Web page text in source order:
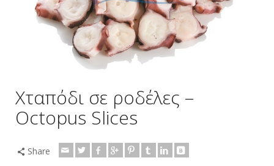
Χταπόδι σε ροδέλες –
Octopus Slices
Share